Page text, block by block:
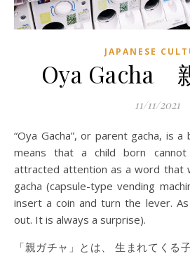
JAPANESE
Oya Gacha
11/11/2021
“Oya Gacha”, or parent gacha, is a buzzword in Japan that
means that a child born
attracted attention as a word that
gacha (capsule-type vending
insert a coin and turn the lever.
out. It is always a surprise).
「親ガチャ」とは、 生まれてくる